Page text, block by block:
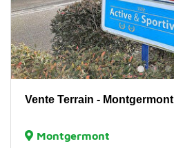
Vente Terrain - Montgermont
Montgermont